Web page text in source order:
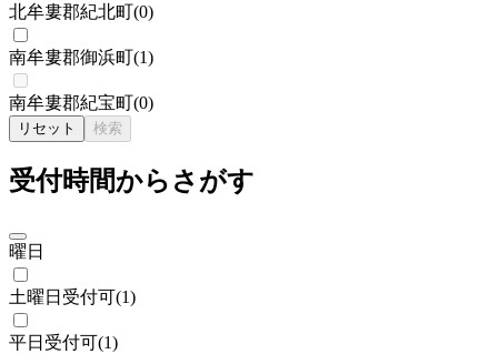
北牟婁郡紀北町(0)
南牟婁郡御浜町(1)
南牟婁郡紀宝町(0)
リセット 検索
受付時間からさがす
曜日
土曜日受付可(1)
平日受付可(1)